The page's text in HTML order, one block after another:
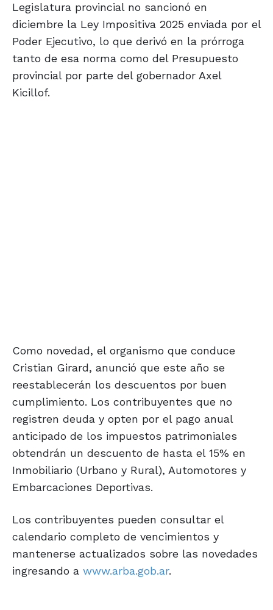
Legislatura provincial no sancionó en
diciembre la Ley Impositiva 2025 enviada por el
Poder Ejecutivo, lo que derivó en la prórroga
tanto de esa norma como del Presupuesto
provincial por parte del gobernador Axel
Kicillof.
Como novedad, el organismo que conduce
Cristian Girard, anunció que este año se
reestablecerán los descuentos por buen
cumplimiento. Los contribuyentes que no
registren deuda y opten por el pago anual
anticipado de los impuestos patrimoniales
obtendrán un descuento de hasta el 15% en
Inmobiliario (Urbano y Rural), Automotores y
Embarcaciones Deportivas.
Los contribuyentes pueden consultar el
calendario completo de vencimientos y
mantenerse actualizados sobre las novedades
ingresando a www.arba.gob.ar.